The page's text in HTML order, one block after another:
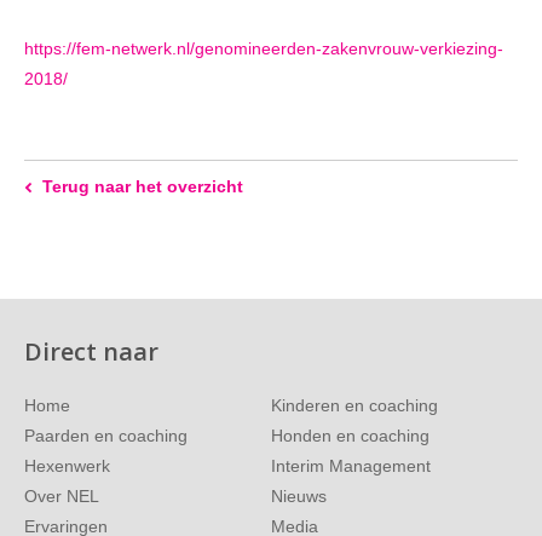
https://fem-netwerk.nl/genomineerden-zakenvrouw-verkiezing-
2018/
Terug naar het overzicht
Direct naar
Home
Kinderen en coaching
Paarden en coaching
Honden en coaching
Hexenwerk
Interim Management
Over NEL
Nieuws
Ervaringen
Media